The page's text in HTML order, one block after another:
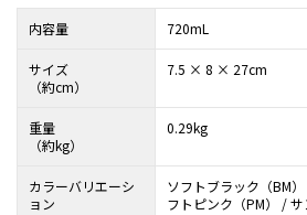
内容量 720mL
サイズ
（約cm）
7.5 × 8 × 27cm
重量
（約kg）
0.29kg
カラーバリエーシ
ョン
ソフトブラック（BM
フトピンク（PM） / サ